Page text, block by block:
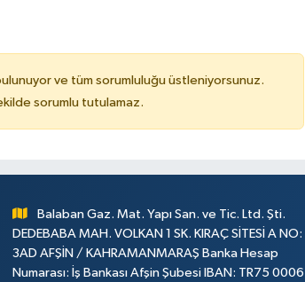
ve tüm sorumluluğu üstleniyorsunuz.
sorumlu tutulamaz.
Balaban Gaz. Mat. Yapı San. ve Tic. Ltd. Şti.
DEDEBABA MAH. VOLKAN 1 SK. KIRAÇ SİTESİ A NO:
3AD AFŞİN / KAHRAMANMARAŞ Banka Hesap
Numarası: İş Bankası Afşin Şubesi IBAN: TR75 0006